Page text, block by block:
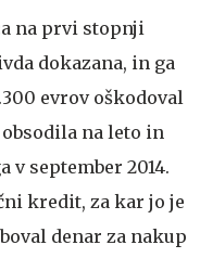
na prvi stopnji
dokazana, in ga
evrov oškodoval
obsodila na leto in
v september 2014.
kredit, za kar jo je
denar za nakup